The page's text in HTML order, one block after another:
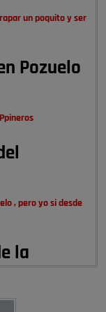
un poquito y ser
Pozuelo
, pero yo si desde
la
con hijos y no